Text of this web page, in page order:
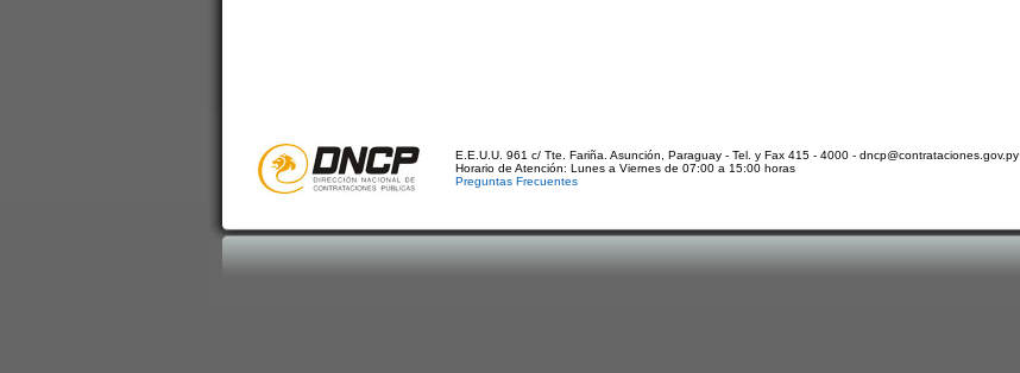
E.E.U.U. 961 c/ Tte. Fariña. Asunción, Paraguay - Tel. y Fax 415 - 4000 - dncp@contrataciones.gov.py
Horario de Atención: Lunes a Viernes de 07:00 a 15:00 horas
Preguntas Frecuentes